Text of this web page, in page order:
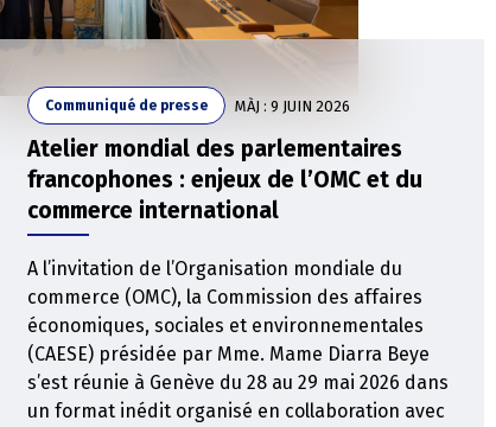
Communiqué de presse MÀJ :9 JUIN 2026
Atelier mondial des parlementaires
francophones : enjeux de l’OMC et du
commerce international
A l’invitation de l’Organisation mondiale du
commerce (OMC), la Commission des affaires
économiques, sociales et environnementales
(CAESE) présidée par Mme. Mame Diarra Beye
s’est réunie à Genève du 28 au 29 mai 2026 dans
un format inédit organisé en collaboration avec